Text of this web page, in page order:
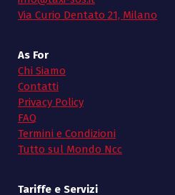
Via Curio Dentato 21, Milano
As For
Chi Siamo
Contatti
Privacy Policy
FAQ
Termini e Condizioni
Tutto sul Mondo Ncc
Tariffe e Servizi